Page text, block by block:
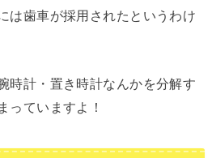
は歯車が採用されたというわけ
時計・置き時計なんかを分解す
っていますよ！